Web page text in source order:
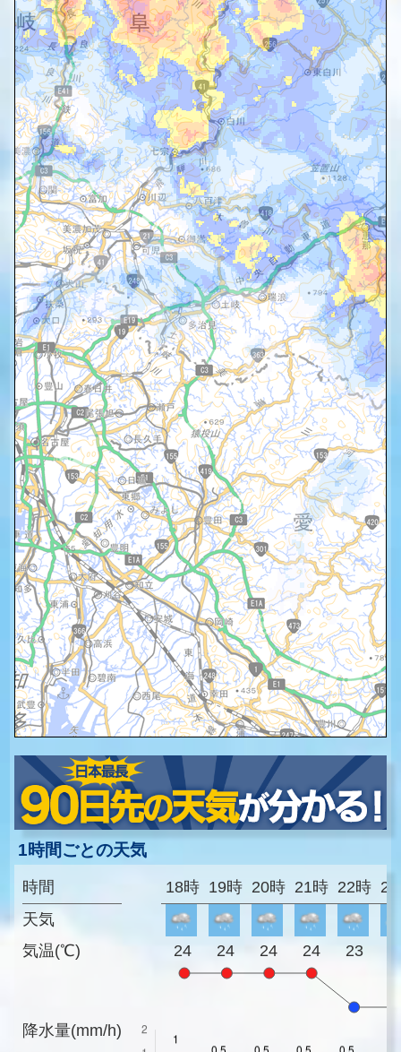
1時間ごとの天気
時間
天気
気温(℃)
降水量(mm/h)
18時 19時 20時 21時 22時
24 24 24 24 23